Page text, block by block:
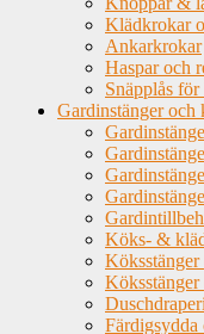
Klädkrokar
Ankarkrokar
Haspar och
Snäpplås
Gardinstänger och
Köks- &
Färdigsydda